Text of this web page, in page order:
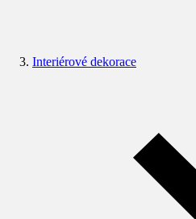
Interiérové dekorace